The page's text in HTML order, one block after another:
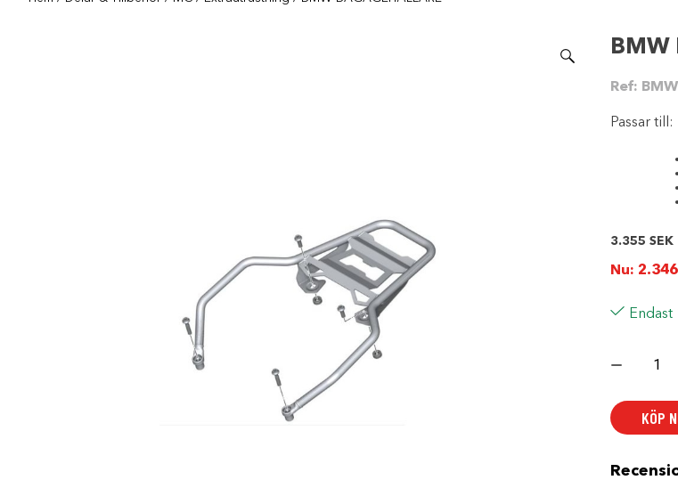
BMW
Ref:
Passar till:
3.355 SEK
Nu: 2.346
KÖP